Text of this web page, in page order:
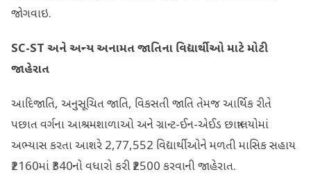
જોગવાઇ.
SC-ST અને અન્ય અનામત જાતિના વિદ્યાર્થીઓ માટે મોટી
જાહેરાત
આદિજાતિ, અનુસૂચિત જાતિ, વિકસતી જાતિ તેમજ આર્થિક રીતે
પછાત વર્ગના આશ્રમશાળાઓ અને ગ્રાન્‍ટ-ઈન-એઈડ છાત્રાલયોમાં
અભ્યાસ કરતા આશરે 2,77,552 વિદ્યાર્થીઓને મળતી માસિક સહાય
₹2160માં ₹340નો વધારો કરી ₹2500 કરવાની જાહેરાત.